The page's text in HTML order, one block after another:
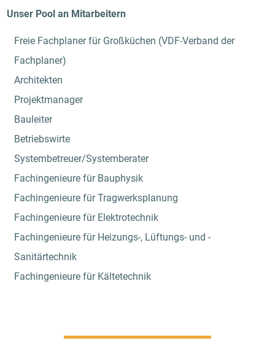
Unser Pool an Mitarbeitern
Freie Fachplaner für Großküchen (VDF-Verband der
Fachplaner)
Architekten
Projektmanager
Bauleiter
Betriebswirte
Systembetreuer/Systemberater
Fachingenieure für Bauphysik
Fachingenieure für Tragwerksplanung
Fachingenieure für Elektrotechnik
Fachingenieure für Heizungs-, Lüftungs- und -
Sanitärtechnik
Fachingenieure für Kältetechnik